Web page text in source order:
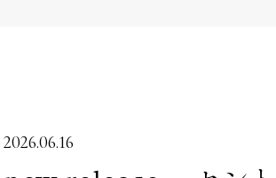
2026.06.16